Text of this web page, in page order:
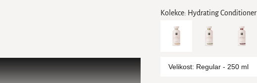
Kolekce: Hydrating Conditioner
Velikost: Regular - 250 ml